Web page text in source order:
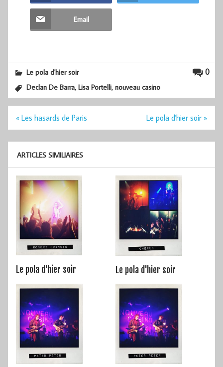
Email
0
Le pola d'hier soir
Declan De Barra,Lisa Portelli,nouveau casino
Navigation
« Les hasards de Paris Le pola d'hier soir »
ARTICLES SIMILIAIRES
Le pola d'hier soir Le pola d'hier soir